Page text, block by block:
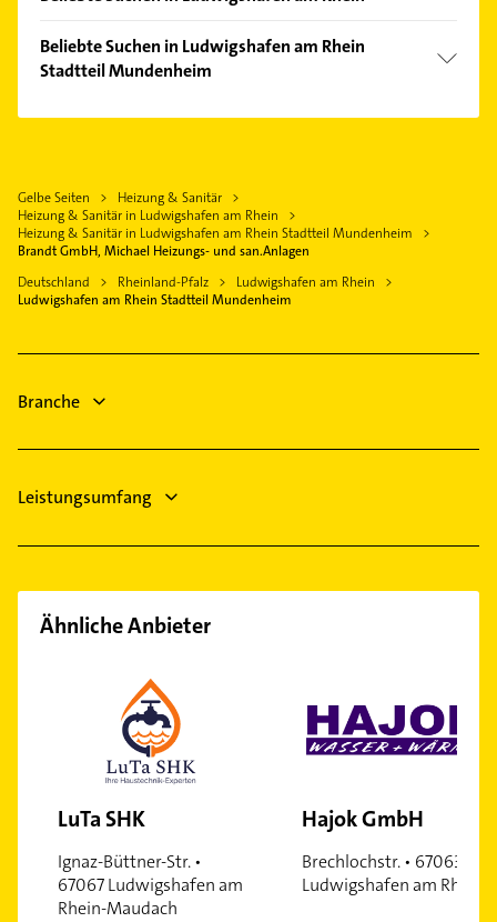
Oppau
Ruchheim
Mannheim
Waldsee Pfalz
Haßloch
Schwetzingen
Physikalische Therapie
Physiotherapie
Putzfrau
Gebäudereinigung
Bauunternehmen
Maler
Gartenbau & Landschaftsbau
Beliebte Suchen in Ludwigshafen am Rhein
Stadtteil Mundenheim
Physiotherapie
Krankengymnastik
Immobilien
Bauunternehmen
Gartenbau & Landschaftsbau
Gelbe Seiten
Heizung & Sanitär
Heizung & Sanitär in Ludwigshafen am Rhein
Heizung & Sanitär in Ludwigshafen am Rhein Stadtteil Mundenheim
Brandt GmbH, Michael Heizungs- und san.Anlagen
Deutschland
Rheinland-Pfalz
Ludwigshafen am Rhein
Ludwigshafen am Rhein Stadtteil Mundenheim
Branche
Leistungsumfang
Ähnliche Anbieter
LuTa SHK
Ignaz-Büttner-Str. •
67067 Ludwigshafen am
Rhein-Maudach
Hajok GmbH
Brechlochstr. • 67063
Ludwigshafen am Rhein